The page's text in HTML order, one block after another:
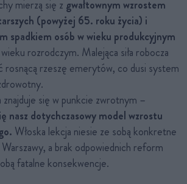
mierzą się z gwałtownym wzrostem
(powyżej 65. roku życia) i
spadkiem osób w wieku produkcyjnym
rozrodczym. Malejąca siła robocza
rosnącą rzeszę emerytów, co dusi system
znajduje się w punkcie zwrotnym –
nasz dotychczasowy model wzrostu
Włoska lekcja niesie ze sobą konkretne
a brak odpowiednich reform
fatalne konsekwencje.